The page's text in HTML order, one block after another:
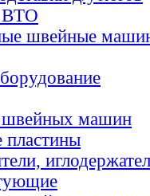
ВТО
швейные
швейных машин
пластины